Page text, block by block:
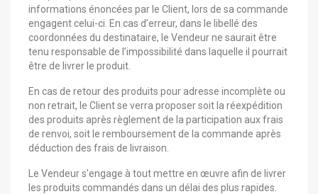
informations énoncées par le Client, lors de sa commande
engagent celui-ci. En cas d’erreur, dans le libellé des
coordonnées du destinataire, le Vendeur ne saurait être
tenu responsable de l’impossibilité dans laquelle il pourrait
être de livrer le produit.
En cas de retour des produits pour adresse incomplète ou
non retrait, le Client se verra proposer soit la réexpédition
des produits après règlement de la participation aux frais
de renvoi, soit le remboursement de la commande après
déduction des frais de livraison.
Le Vendeur s'engage à tout mettre en œuvre afin de livrer
les produits commandés dans un délai des plus rapides.